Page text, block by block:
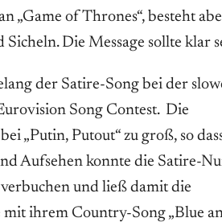
„Game of Thrones“, besteht
Die Message sollte klar
der Satire-Song bei der
Song Contest. Die
„Putin, Putout“ zu groß, so
Aufsehen konnte die Satire-
und ließ damit die
ihrem Country-Song „Blue